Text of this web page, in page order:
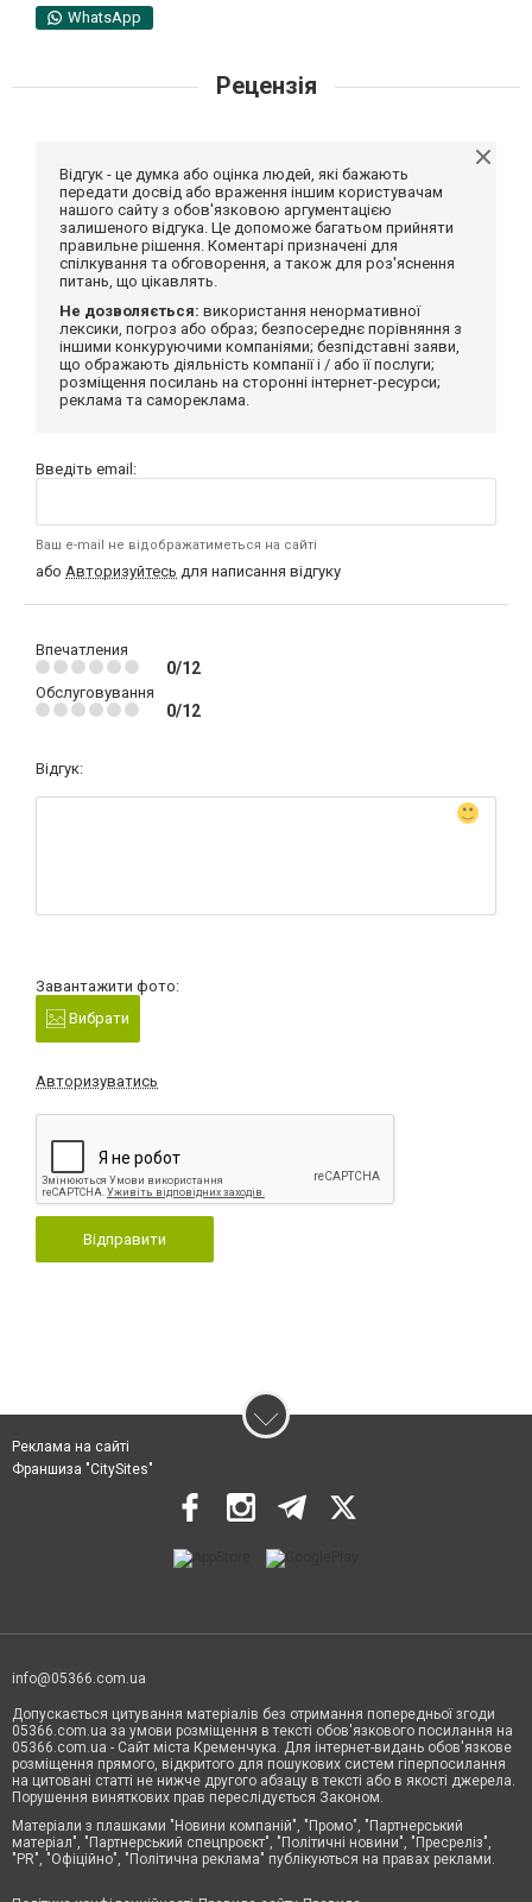
WhatsApp
Рецензія
Відгук - це думка або оцінка людей, які бажають
передати досвід або враження іншим користувачам
нашого сайту з обов'язковою аргументацією
залишеного відгука. Це допоможе багатьом прийняти
правильне рішення. Коментарі призначені для
спілкування та обговорення, а також для роз'яснення
питань, що цікавлять.
Не дозволяється: використання ненормативної
лексики, погроз або образ; безпосереднє порівняння з
іншими конкуруючими компаніями; безпідставні заяви,
що ображають діяльність компанії і / або її послуги;
розміщення посилань на сторонні інтернет-ресурси;
реклама та самореклама.
Введіть email:
Ваш e-mail не відображатиметься на сайті
або Авторизуйтесь для написання відгуку
Впечатления
0/12
Обслуговування
0/12
Відгук:
Завантажити фото:
Вибрати
Авторизуватись
Відправити
Реклама на сайті
Франшиза "CitySites"
info@05366.com.ua
Допускається цитування матеріалів без отримання попередньої згоди
05366.com.ua за умови розміщення в тексті обов'язкового посилання на
05366.com.ua - Сайт міста Кременчука. Для інтернет-видань обов'язкове
розміщення прямого, відкритого для пошукових систем гіперпосилання
на цитовані статті не нижче другого абзацу в тексті або в якості джерела.
Порушення виняткових прав переслідується Законом.
Матеріали з плашками "Новини компаній", "Промо", "Партнерський
матеріал", "Партнерський спецпроєкт", "Політичні новини", "Пресреліз",
"PR", "Офіційно", "Політична реклама" публікуються на правах реклами.